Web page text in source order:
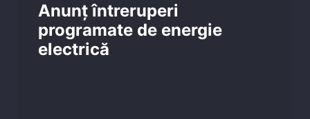
Anunț întreruperi
programate de energie
electrică